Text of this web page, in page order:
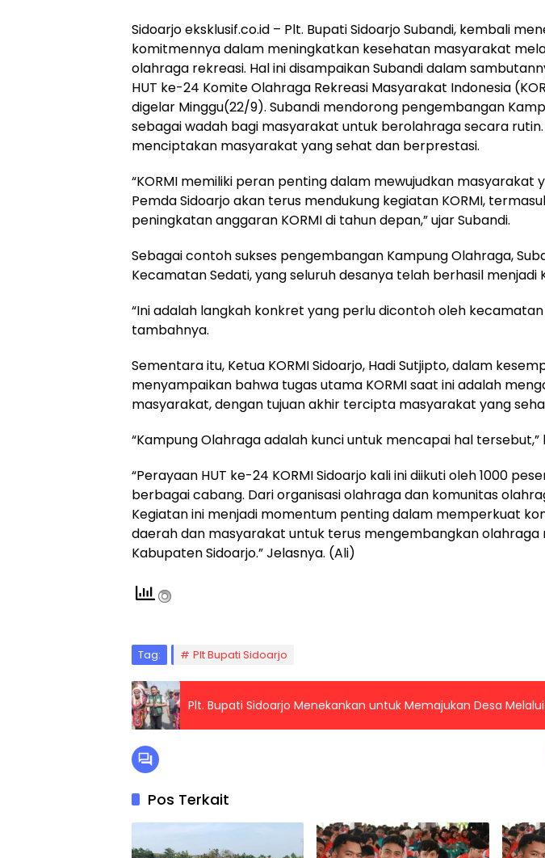
Sidoarjo eksklusif.co.id – Plt. Bupati Sidoarjo Subandi, kembali
komitmennya dalam meningkatkan kesehatan masyarakat
olahraga rekreasi. Hal ini disampaikan Subandi dalam
HUT ke-24 Komite Olahraga Rekreasi Masyarakat Indonesia
digelar Minggu(22/9). Subandi mendorong pengembangan
sebagai wadah bagi masyarakat untuk berolahraga secara
menciptakan masyarakat yang sehat dan berprestasi.
“KORMI memiliki peran penting dalam mewujudkan masyarakat
Pemda Sidoarjo akan terus mendukung kegiatan KORMI,
peningkatan anggaran KORMI di tahun depan,” ujar Subandi.
Sebagai contoh sukses pengembangan Kampung Olahraga,
Kecamatan Sedati, yang seluruh desanya telah berhasil menjadi
“Ini adalah langkah konkret yang perlu dicontoh oleh kecamatan
tambahnya.
Sementara itu, Ketua KORMI Sidoarjo, Hadi Sutjipto, dalam
menyampaikan bahwa tugas utama KORMI saat ini adalah
masyarakat, dengan tujuan akhir tercipta masyarakat yang
“Kampung Olahraga adalah kunci untuk mencapai hal tersebut,”
“Perayaan HUT ke-24 KORMI Sidoarjo kali ini diikuti oleh 1000
berbagai cabang. Dari organisasi olahraga dan komunitas
Kegiatan ini menjadi momentum penting dalam memperkuat
daerah dan masyarakat untuk terus mengembangkan olahraga
Kabupaten Sidoarjo.” Jelasnya. (Ali)
Tag: Plt Bupati Sidoarjo
Plt. Bupati Sidoarjo Menekankan untuk Memajukan Desa
Pos Terkait